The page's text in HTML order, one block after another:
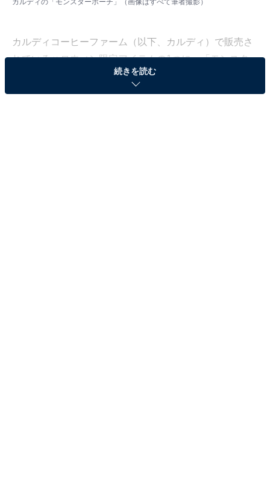
カルディコーヒーファーム（以下、カルディ）で販売さ
れているハロウィン限定アイテムの1つに、「モンスタ
ーポーチ」があります。ハロウィンらしく可愛らしいデ
ザインで、SNSなどでも話題になっているようです。こ
続きを読む